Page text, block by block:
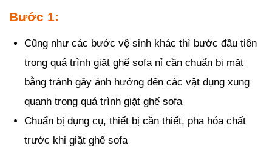
Bước 1:
Cũng như các bước vệ sinh khác thì bước đầu tiên
trong quá trình giặt ghế sofa nỉ cần chuẩn bị mặt
bằng tránh gây ảnh hưởng đến các vật dụng xung
quanh trong quá trình giặt ghế sofa
Chuẩn bị dụng cụ, thiết bị cần thiết, pha hóa chất
trước khi giặt ghế sofa